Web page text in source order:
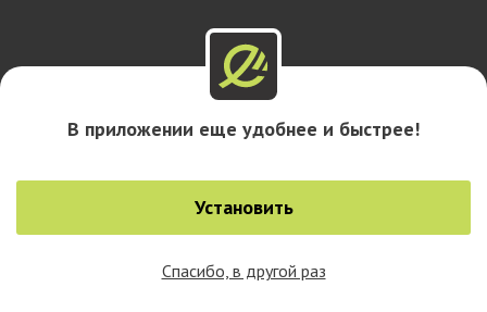
0
В приложении еще удобнее и быстрее!
Установить
Спасибо, в другой раз